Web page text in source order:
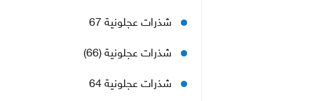
شذرات عجلونية 67
شذرات عجلونية (66)
شذرات عجلونية 64